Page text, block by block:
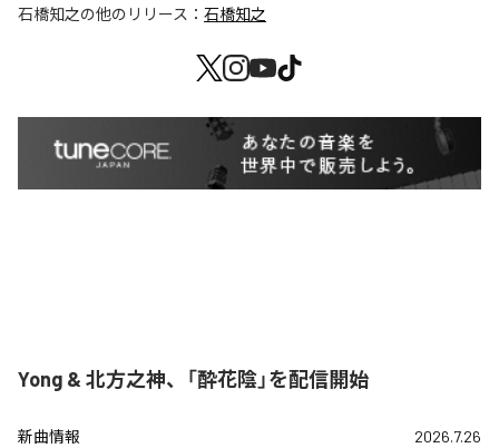
石橋知之の他のリリース： 石橋知之
Yong & 北方之神、「酔花陰」を配信開始
新曲情報 2026.7.26